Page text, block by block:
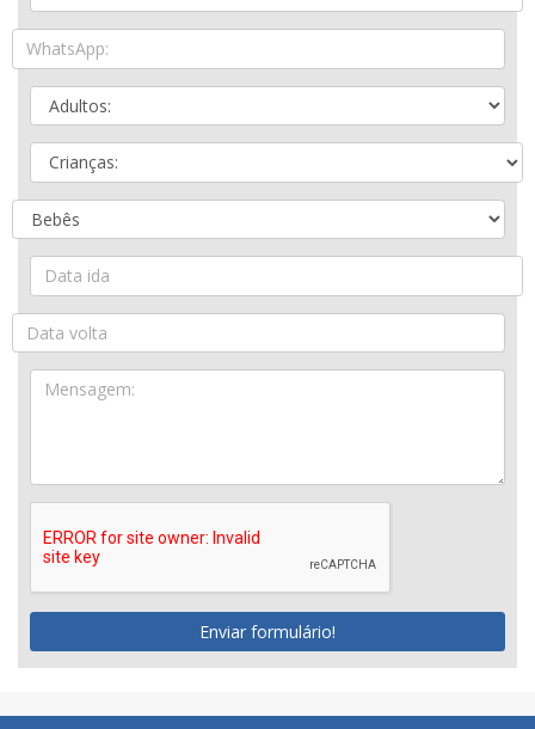
Enviar formulário!